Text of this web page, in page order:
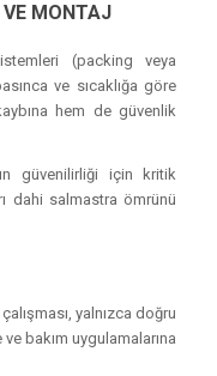
MONTAJ
(packing veya
ve sıcaklığa göre
hem de güvenlik
güvenilirliği için kritik
dahi salmastra ömrünü
yalnızca doğru
bakım uygulamalarına